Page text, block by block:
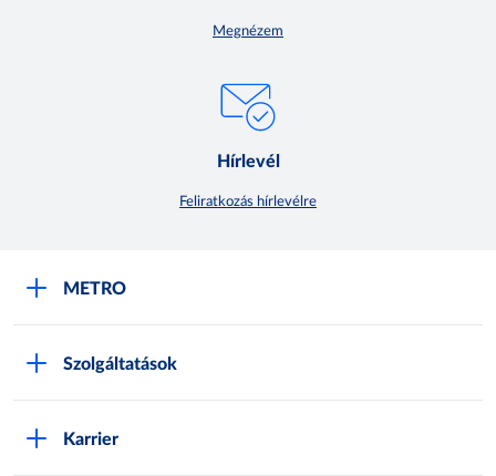
Megnézem
Hírlevél
Feliratkozás hírlevélre
METRO
Szolgáltatások
Karrier